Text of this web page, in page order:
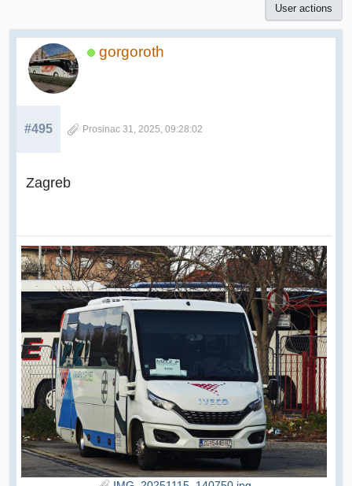
User actions
gorgoroth
#495 Prosinac 31, 2025, 09:28:02
Zagreb